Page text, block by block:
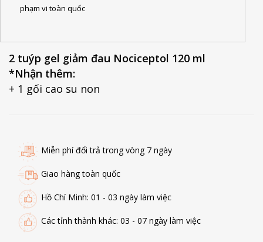
phạm vi toàn quốc
2 tuýp gel giảm đau Nociceptol 120 ml
*Nhận thêm:
+ 1 gối cao su non
Miễn phí đổi trả trong vòng 7 ngày
Giao hàng toàn quốc
Hồ Chí Minh: 01 - 03 ngày làm việc
Các tỉnh thành khác: 03 - 07 ngày làm việc